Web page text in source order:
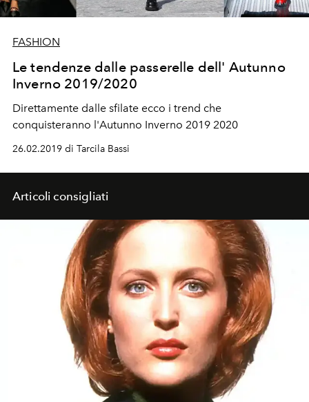
FASHION
Le tendenze dalle passerelle dell' Autunno
Inverno 2019/2020
Direttamente dalle sfilate ecco i trend che
conquisteranno l'Autunno Inverno 2019 2020
26.02.2019 di Tarcila Bassi
Articoli consigliati